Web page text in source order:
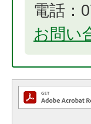
電話：
お問い